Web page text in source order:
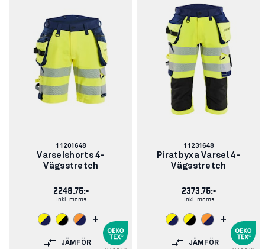
Artikelnummer:
11201648
Varselshorts 4-
Vägsstretch
2248.75:-
Inkl. moms
+
JÄMFÖR
Artikelnummer:
11231648
Piratbyxa Varsel 4-
Vägsstretch
2373.75:-
Inkl. moms
+
JÄMFÖR